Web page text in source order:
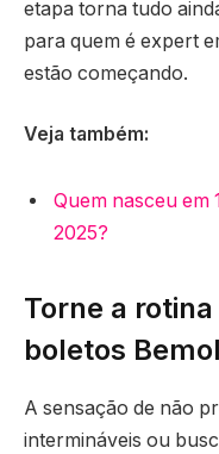
etapa torna tudo
para quem é expert
estão começando.
Veja também:
Quem nasceu em
2025?
Torne a
boletos
A sensação de não
intermináveis ou